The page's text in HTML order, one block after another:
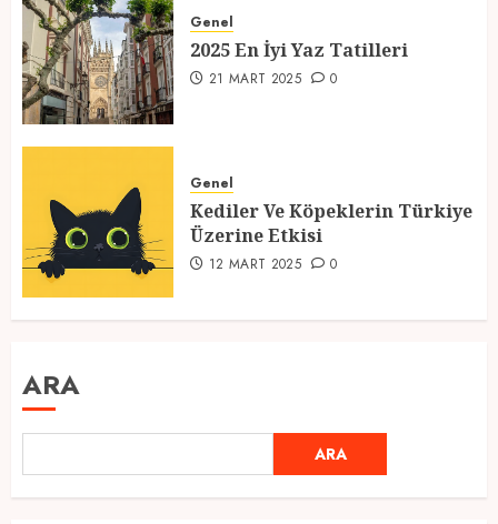
Genel
2025 En İyi Yaz Tatilleri
21 MART 2025 0
Genel
Kediler Ve Köpeklerin Türkiye
Üzerine Etkisi
12 MART 2025 0
ARA
ARA